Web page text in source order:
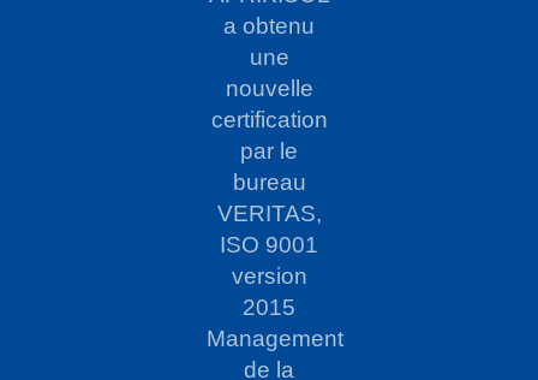
a obtenu
une
nouvelle
certification
par le
bureau
VERITAS,
ISO 9001
version
2015
Management
de la